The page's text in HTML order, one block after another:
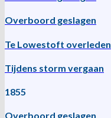
Overboord geslagen
Te Lowestoft overleden
Tijdens storm vergaan
1855
Overboord geslagen